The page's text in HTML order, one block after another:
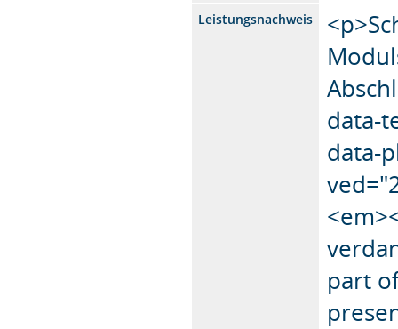
Leistungsnachweis
data-
data-
part